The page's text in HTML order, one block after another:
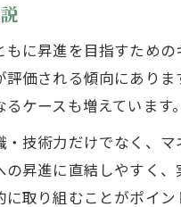
造園経験
昇進を勝
資格取得が導
造園資格
東京都で
昇進を目
に昇進を目指すため
価される傾向にあり
ケースも増えています。
技術力だけでなく、
昇進に直結しやすく
取り組むことがポイン